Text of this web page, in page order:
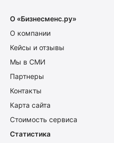
О «Бизнесменс.ру»
О компании
Кейсы и отзывы
Мы в СМИ
Партнеры
Контакты
Карта сайта
Стоимость сервиса
Статистика